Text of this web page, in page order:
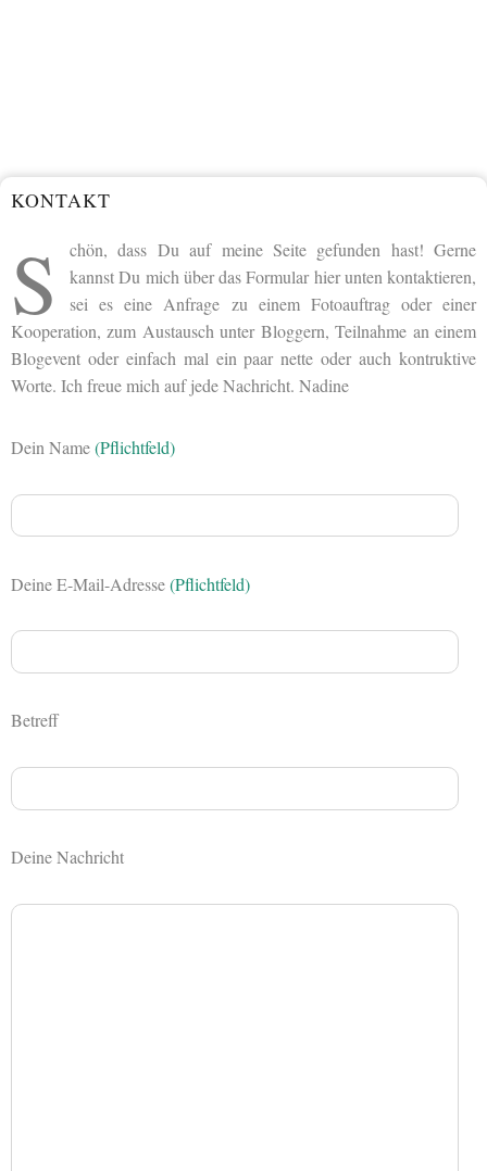
KONTAKT
S
chön, dass Du auf meine Seite gefunden hast! Gerne
kannst Du mich über das Formular hier unten kontaktieren,
sei es eine Anfrage zu einem Fotoauftrag oder einer
Kooperation, zum Austausch unter Bloggern, Teilnahme an einem
Blogevent oder einfach mal ein paar nette oder auch kontruktive
Worte. Ich freue mich auf jede Nachricht. Nadine
Dein Name(Pflichtfeld)
Deine E-Mail-Adresse(Pflichtfeld)
Betreff
Deine Nachricht